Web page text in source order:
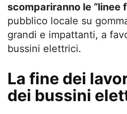
scompariranno le “linee
pubblico locale su
grandi e impattanti, a
bussini elettrici.
La fine dei
dei bussini